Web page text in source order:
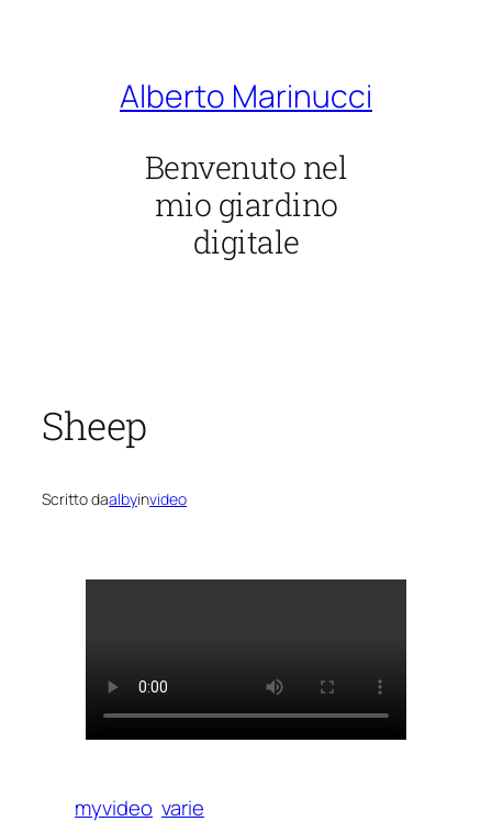
Alberto Marinucci
Benvenuto nel
mio giardino
digitale
Sheep
Scritto daalbyinvideo
myvideo varie